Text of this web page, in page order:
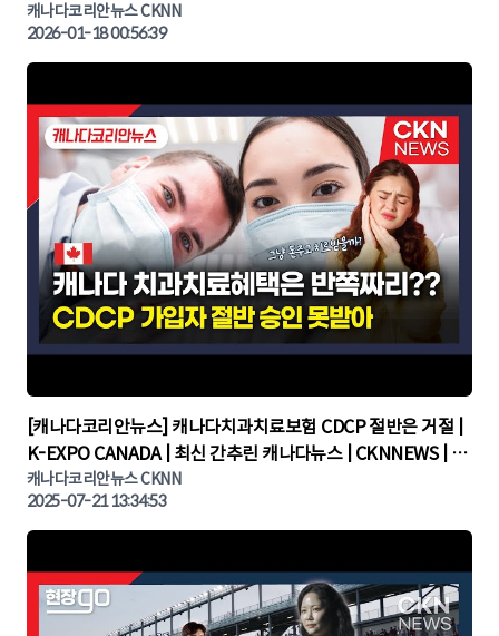
CKNNEWS, 캐나다코리안뉴스
캐나다코리안뉴스 CKNN
2026-01-18 00:56:39
▶
[캐나다코리안뉴스] 캐나다치과치료보험 CDCP 절반은 거절 |
K-EXPO CANADA | 최신 간추린 캐나다뉴스 | CKNNEWS | 캐
나다뉴스 | 토론토뉴스
캐나다코리안뉴스 CKNN
2025-07-21 13:34:53